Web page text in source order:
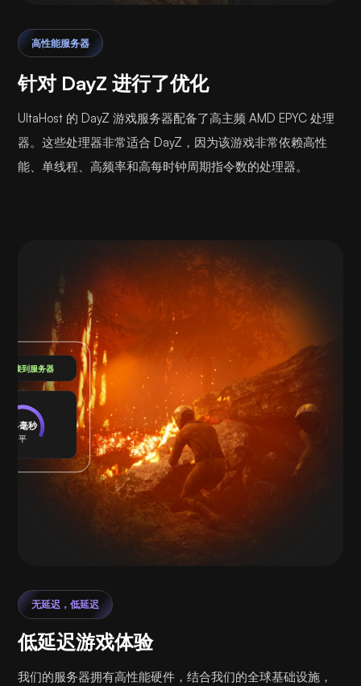
高性能服务器
针对 DayZ 进行了优化
UltaHost 的 DayZ 游戏服务器配备了高主频 AMD EPYC 处理
器。这些处理器非常适合 DayZ，因为该游戏非常依赖高性
能、单线程、高频率和高每时钟周期指令数的处理器。
连接到服务器
24毫秒
平
无延迟，低延迟
低延迟游戏体验
我们的服务器拥有高性能硬件，结合我们的全球基础设施，